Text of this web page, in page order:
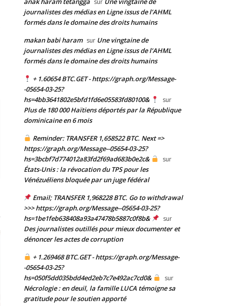
journalistes des médias en Ligne issus de l’AHML
formés dans le domaine des droits humains
makan babi haram sur Une vingtaine de
journalistes des médias en Ligne issus de l’AHML
formés dans le domaine des droits humains
+ 1.60654 BTC.GET - https://graph.org/Message-
-05654-03-25?
hs=4bb3641802e5bfd1fd6e05583fd80100&
sur
Plus de 180 000 Haïtiens déportés par la République
dominicaine en 6 mois
Reminder: TRANSFER 1,658522 BTC. Next =>
https://graph.org/Message--05654-03-25?
hs=3bcbf7d774012a83fd2f69ad683b0e2c&
sur
États-Unis : la révocation du TPS pour les
Vénézuéliens bloquée par un juge fédéral
Email; TRANSFER 1,968228 BTC. Go to withdrawal
>>> https://graph.org/Message--05654-03-25?
hs=1be1feb638408a93a47478b5887c0f8b&
sur
Des journalistes outillés pour mieux documenter et
dénoncer les actes de corruption
+ 1.269468 BTC.GET - https://graph.org/Message-
-05654-03-25?
hs=050f5dd035bdd4ed2eb7c7e492ac7cd0&
sur
Nécrologie : en deuil, la famille LUCA témoigne sa
gratitude pour le soutien apporté